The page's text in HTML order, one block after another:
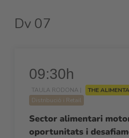
Dv 07
09:30h
TAULA RODONA |
THE
Distribució i Retail
Sector alimentari
oportunitats i